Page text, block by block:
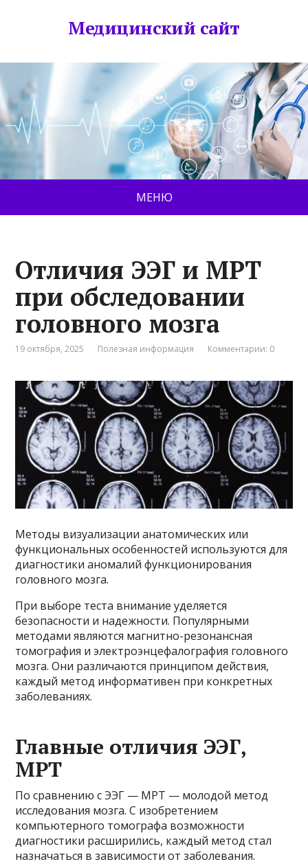
Медицинский сайт
МЕНЮ
Отличия ЭЭГ и МРТ
при обследовании
головного мозга
19 октября, 2025 Полезная информация Комментарии: 0
Методы визуализации анатомических или
функциональных особенностей используются для
диагностики аномалий функционирования
головного мозга.
При выборе теста внимание уделяется
безопасности и надежности. Популярными
методами являются магнитно-резонансная
томография и электроэнцефалография головного
мозга. Они различаются принципом действия,
каждый метод информативен при конкретных
заболеваниях.
Главные отличия ЭЭГ,
МРТ
По сравнению с ЭЭГ — МРТ — молодой метод
исследования мозга. С изобретением
компьютерного томографа возможности
диагностики расширились, каждый метод стал
назначаться в зависимости от заболевания.